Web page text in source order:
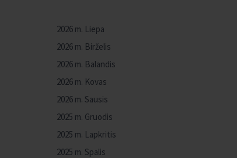
2026 m. Liepa
2026 m. Birželis
2026 m. Balandis
2026 m. Kovas
2026 m. Sausis
2025 m. Gruodis
2025 m. Lapkritis
2025 m. Spalis